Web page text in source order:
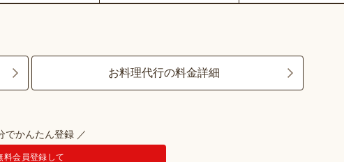
お料理代行の料金詳細
でかんたん登録 ／
料会員登録して